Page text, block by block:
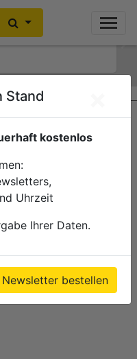
Verkehrsunfall auf
schwer
Hausbrand am
Stand
kostenlos
Uhrzeit
Ihrer Daten.
Newsletter bestellen